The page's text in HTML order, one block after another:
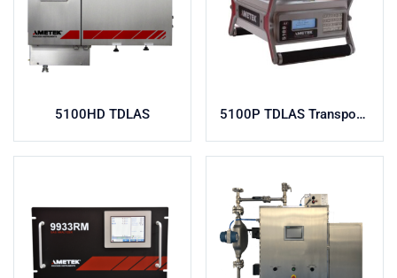
5100HD TDLAS 5100P TDLAS Transportable